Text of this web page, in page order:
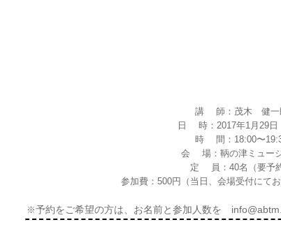
講 師：茂木 健一
日 時：2017年1月29日
時 間：18:00〜
会 場：鞆の津ミュー
定 員：40名（要予約
参加費：500円（当日、会場受付にてお
※予約をご希望の方は、お名前と参加人数を